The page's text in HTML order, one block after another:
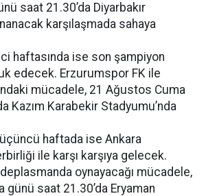
saat 21.30’da Diyarbakır
karşılaşmada sahaya
haftasında ise son şampiyon
edecek. Erzurumspor FK ile
mücadele, 21 Ağustos Cuma
Kazım Karabekir Stadyumu’nda
haftada ise Ankara
ile karşı karşıya gelecek.
deplasmanda oynayacağı mücadele,
saat 21.30’da Eryaman